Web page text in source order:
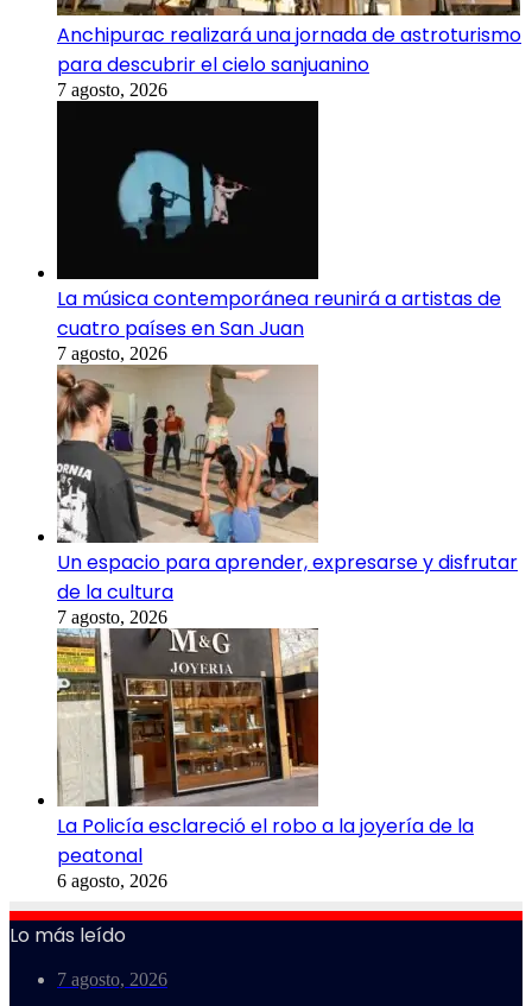
Anchipurac realizará una jornada de astroturismo
para descubrir el cielo sanjuanino
7 agosto, 2026
La música contemporánea reunirá a artistas de
cuatro países en San Juan
7 agosto, 2026
Un espacio para aprender, expresarse y disfrutar
de la cultura
7 agosto, 2026
La Policía esclareció el robo a la joyería de la
peatonal
6 agosto, 2026
Lo más leído
7 agosto, 2026